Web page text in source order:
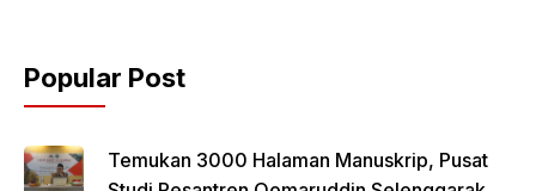
Popular Post
Temukan 3000 Halaman Manuskrip, Pusat